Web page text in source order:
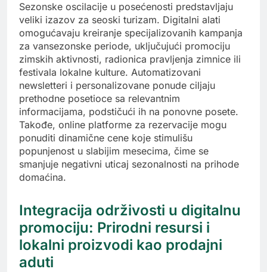
Sezonske oscilacije u posećenosti predstavljaju
veliki izazov za seoski turizam. Digitalni alati
omogućavaju kreiranje specijalizovanih kampanja
za vansezonske periode, uključujući promociju
zimskih aktivnosti, radionica pravljenja zimnice ili
festivala lokalne kulture. Automatizovani
newsletteri i personalizovane ponude ciljaju
prethodne posetioce sa relevantnim
informacijama, podstičući ih na ponovne posete.
Takođe, online platforme za rezervacije mogu
ponuditi dinamične cene koje stimulišu
popunjenost u slabijim mesecima, čime se
smanjuje negativni uticaj sezonalnosti na prihode
domaćina.
Integracija održivosti u digitalnu
promociju: Prirodni resursi i
lokalni proizvodi kao prodajni
aduti